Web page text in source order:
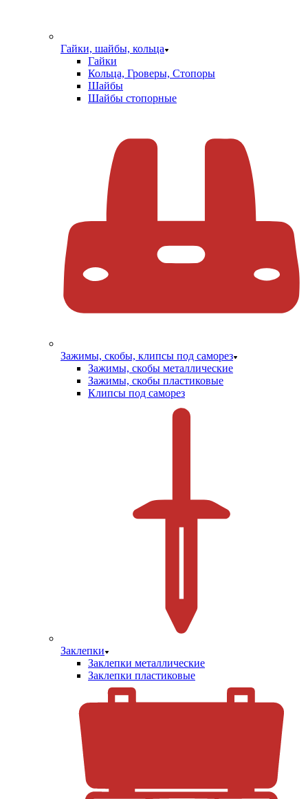
Гайки, шайбы, кольца
Гайки
Кольца, Гроверы, Стопоры
Шайбы
Шайбы стопорные
Зажимы, скобы, клипсы под саморез
Зажимы, скобы металлические
Зажимы, скобы пластиковые
Клипсы под саморез
Заклепки
Заклепки металлические
Заклепки пластиковые